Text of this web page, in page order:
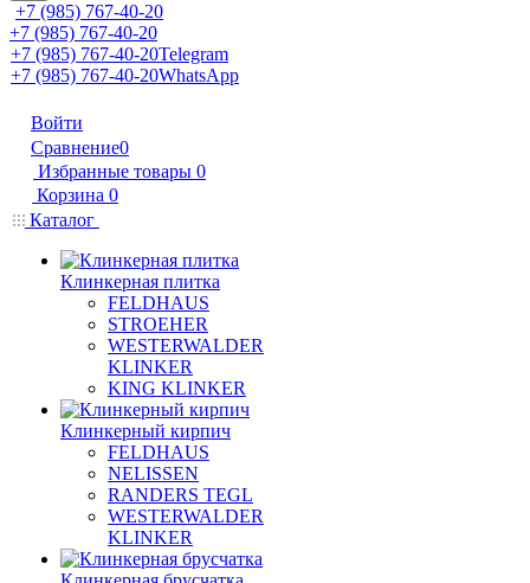
+7 (985) 767-40-20
+7 (985) 767-40-20
+7 (985) 767-40-20Telegram
+7 (985) 767-40-20WhatsApp
Войти
Сравнение0
Избранные товары 0
Корзина 0
Каталог
Клинкерная плитка
FELDHAUS
STROEHER
WESTERWALDER
KLINKER
KING KLINKER
Клинкерный кирпич
FELDHAUS
NELISSEN
RANDERS TEGL
WESTERWALDER
KLINKER